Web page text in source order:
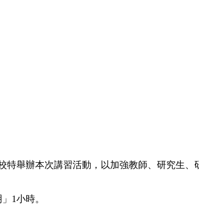
舉辦本次講習活動，以加強教師、研究生
1小時。